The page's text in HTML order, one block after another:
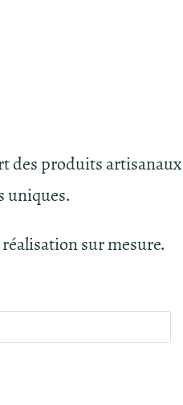
des produits artisanaux
uniques.
sur mesure.